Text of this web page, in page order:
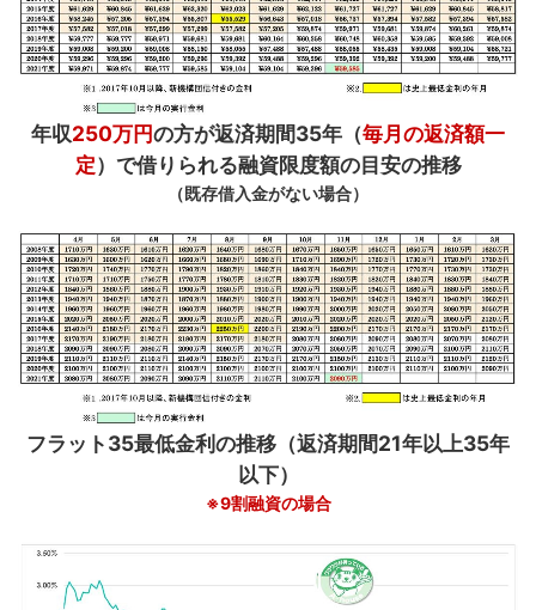
年収250万円の方が返済期間35年（毎月の返済額一
定）で借りられる融資限度額の目安の推移
（既存借入金がない場合）
フラット35最低金利の推移（返済期間21年以上35年
以下）
※9割融資の場合